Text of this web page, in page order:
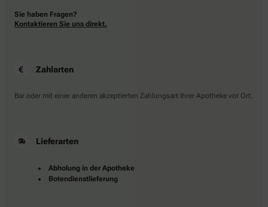
Sie haben Fragen?
Kontaktieren Sie uns direkt.
Zahlarten
Bar oder mit einer anderen akzeptierten Zahlungsart Ihrer Apotheke vor Ort.
Lieferarten
Abholung in der Apotheke
Botendienstlieferung